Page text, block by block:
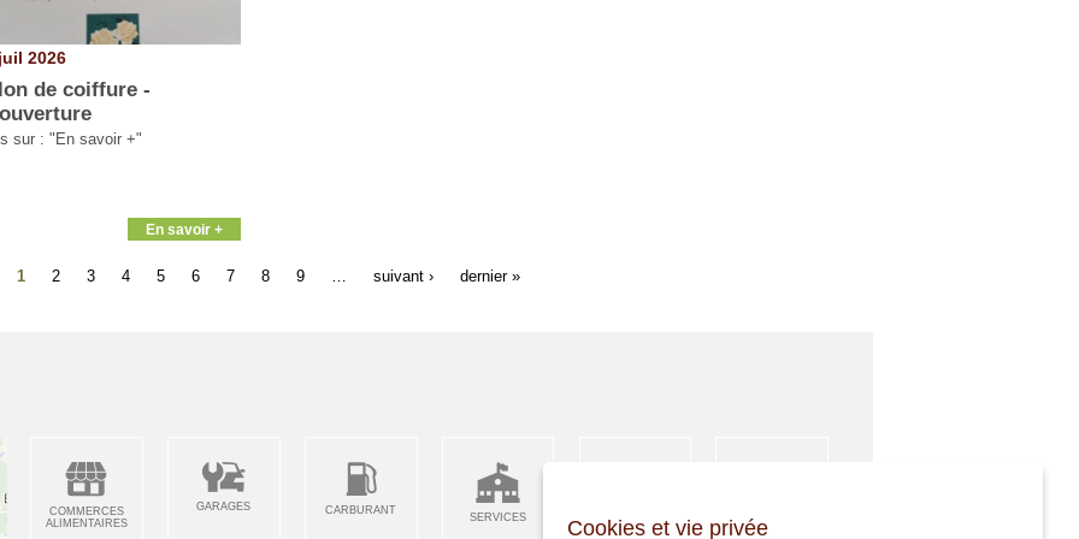
2026
de coiffure -
sur : "En savoir +"
En savoir +
1 2 3 4 5 6 7 8 9 suivant › dernier »
COMMERCES
ALIMENTAIRES
GARAGES CARBURANT
SERVICES HÉBERGEMENT
ACTIVITÉS
SPORTIVES
Cookies et vie privée